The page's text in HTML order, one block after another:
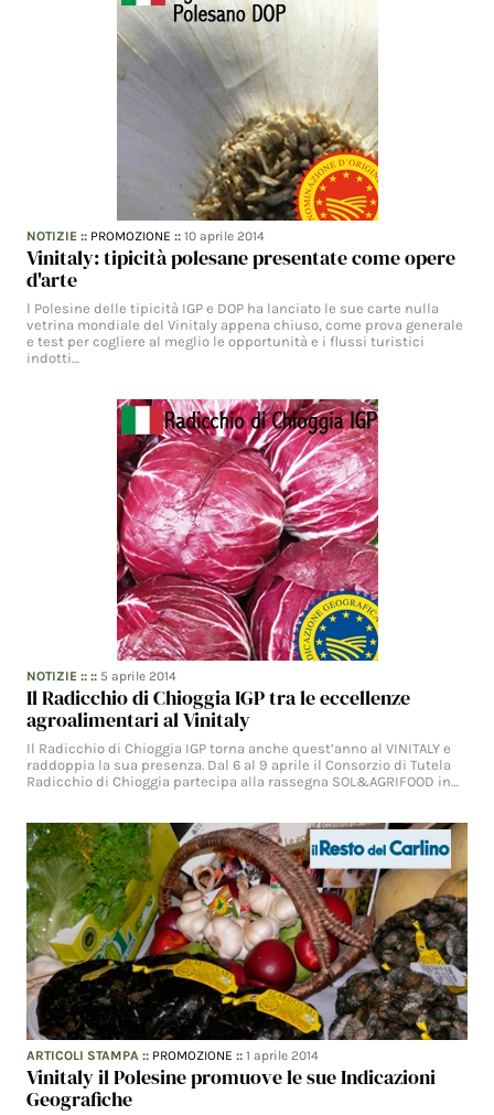
NOTIZIE :: PROMOZIONE ::10 aprile 2014
Vinitaly: tipicità polesane presentate come opere
d'arte
l Polesine delle tipicità IGP e DOP ha lanciato le sue carte nulla
vetrina mondiale del Vinitaly appena chiuso, come prova generale
e test per cogliere al meglio le opportunità e i flussi turistici
indotti…
NOTIZIE :: :: 5 aprile 2014
Il Radicchio di Chioggia IGP tra le eccellenze
agroalimentari al Vinitaly
Il Radicchio di Chioggia IGP torna anche quest’anno al VINITALY e
raddoppia la sua presenza. Dal 6 al 9 aprile il Consorzio di Tutela
Radicchio di Chioggia partecipa alla rassegna SOL&AGRIFOOD in…
ARTICOLI STAMPA :: PROMOZIONE ::1 aprile 2014
Vinitaly il Polesine promuove le sue Indicazioni
Geografiche